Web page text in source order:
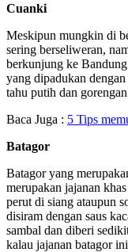
Cuanki
Meskipun mungkin di
sering berseliweran,
berkunjung ke
yang dipadukan
tahu putih dan
Baca Juga : 5 Tips
Batagor
Batagor yang
merupakan jajanan
perut di siang ataupun
disiram dengan saus
sambal dan diberi
kalau jajanan batagor